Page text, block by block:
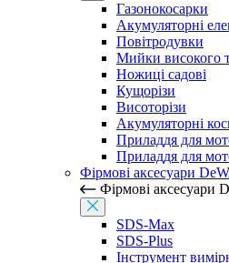
Газонокосарки
Акумуляторні
Повітродувки
Мийки високого
Ножиці садові
Кущорізи
Висоторізи
Акумуляторні
Приладдя для
Приладдя для
Фірмові аксесуари
Фірмові аксесуари
SDS-Max
SDS-Plus
Інструмент